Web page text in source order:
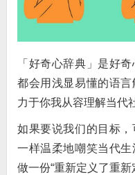
「好奇心辞典」是好
都会用浅显易懂的语
力于你我从容理解当代
如果要说我们的目标，
一样温柔地嘲笑当代生
做一份“重新定义了重新